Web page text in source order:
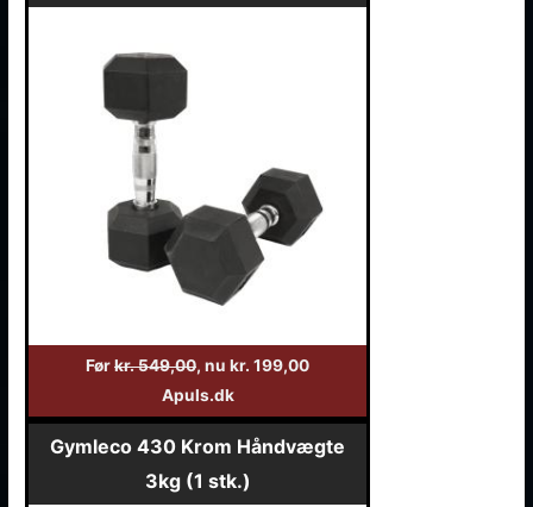
Førkr. 549,00, nu kr. 199,00
Apuls.dk
Gymleco 430 Krom Håndvægte
3kg (1 stk.)